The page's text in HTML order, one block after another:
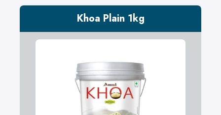
Khoa Plain 1kg